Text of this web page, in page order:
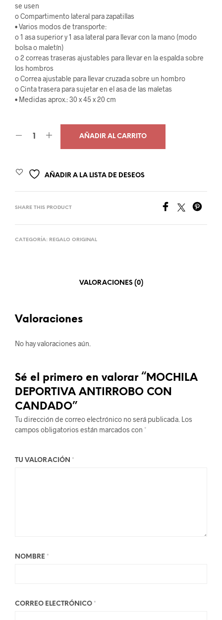
se usen
o Compartimento lateral para zapatillas
• Varios modos de transporte:
o 1 asa superior y 1 asa lateral para llevar con la mano (modo
bolsa o maletín)
o 2 correas traseras ajustables para llevar en la espalda sobre
los hombros
o Correa ajustable para llevar cruzada sobre un hombro
o Cinta trasera para sujetar en el asa de las maletas
• Medidas aprox.: 30 x 45 x 20 cm
AÑADIR AL CARRITO
AÑADIR A LA LISTA DE DESEOS
SHARE THIS PRODUCT
CATEGORÍA: REGALO ORIGINAL
VALORACIONES (0)
Valoraciones
No hay valoraciones aún.
Sé el primero en valorar “MOCHILA
DEPORTIVA ANTIRROBO CON
CANDADO”
Tu dirección de correo electrónico no será publicada. Los
campos obligatorios están marcados con *
TU VALORACIÓN *
NOMBRE *
CORREO ELECTRÓNICO *